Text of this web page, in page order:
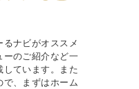
ナビがオススメ
ーのご紹介など一
しています。また
で、まずはホーム